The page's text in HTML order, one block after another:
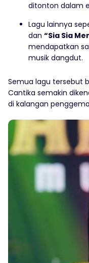
ditonton dalam
Lagu lainnya
dan “Sia Sia
mendapatkan
musik dangdut.
Semua lagu tersebut
Cantika semakin
di kalangan